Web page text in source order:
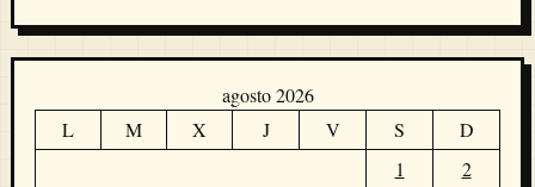
agosto 2026
L
M X J V S
D
1
2